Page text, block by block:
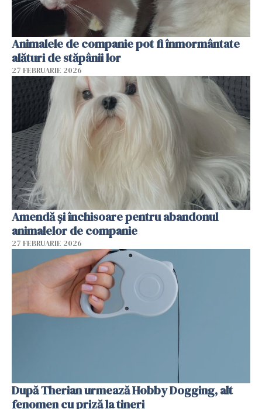
Animalele de companie pot fi înmormântate
alături de stăpânii lor
27 FEBRUARIE 2026
Amendă și închisoare pentru abandonul
animalelor de companie
27 FEBRUARIE 2026
După Therian urmează Hobby Dogging, alt
fenomen cu priză la tineri